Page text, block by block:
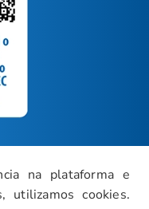
na plataforma e
utilizamos cookies.